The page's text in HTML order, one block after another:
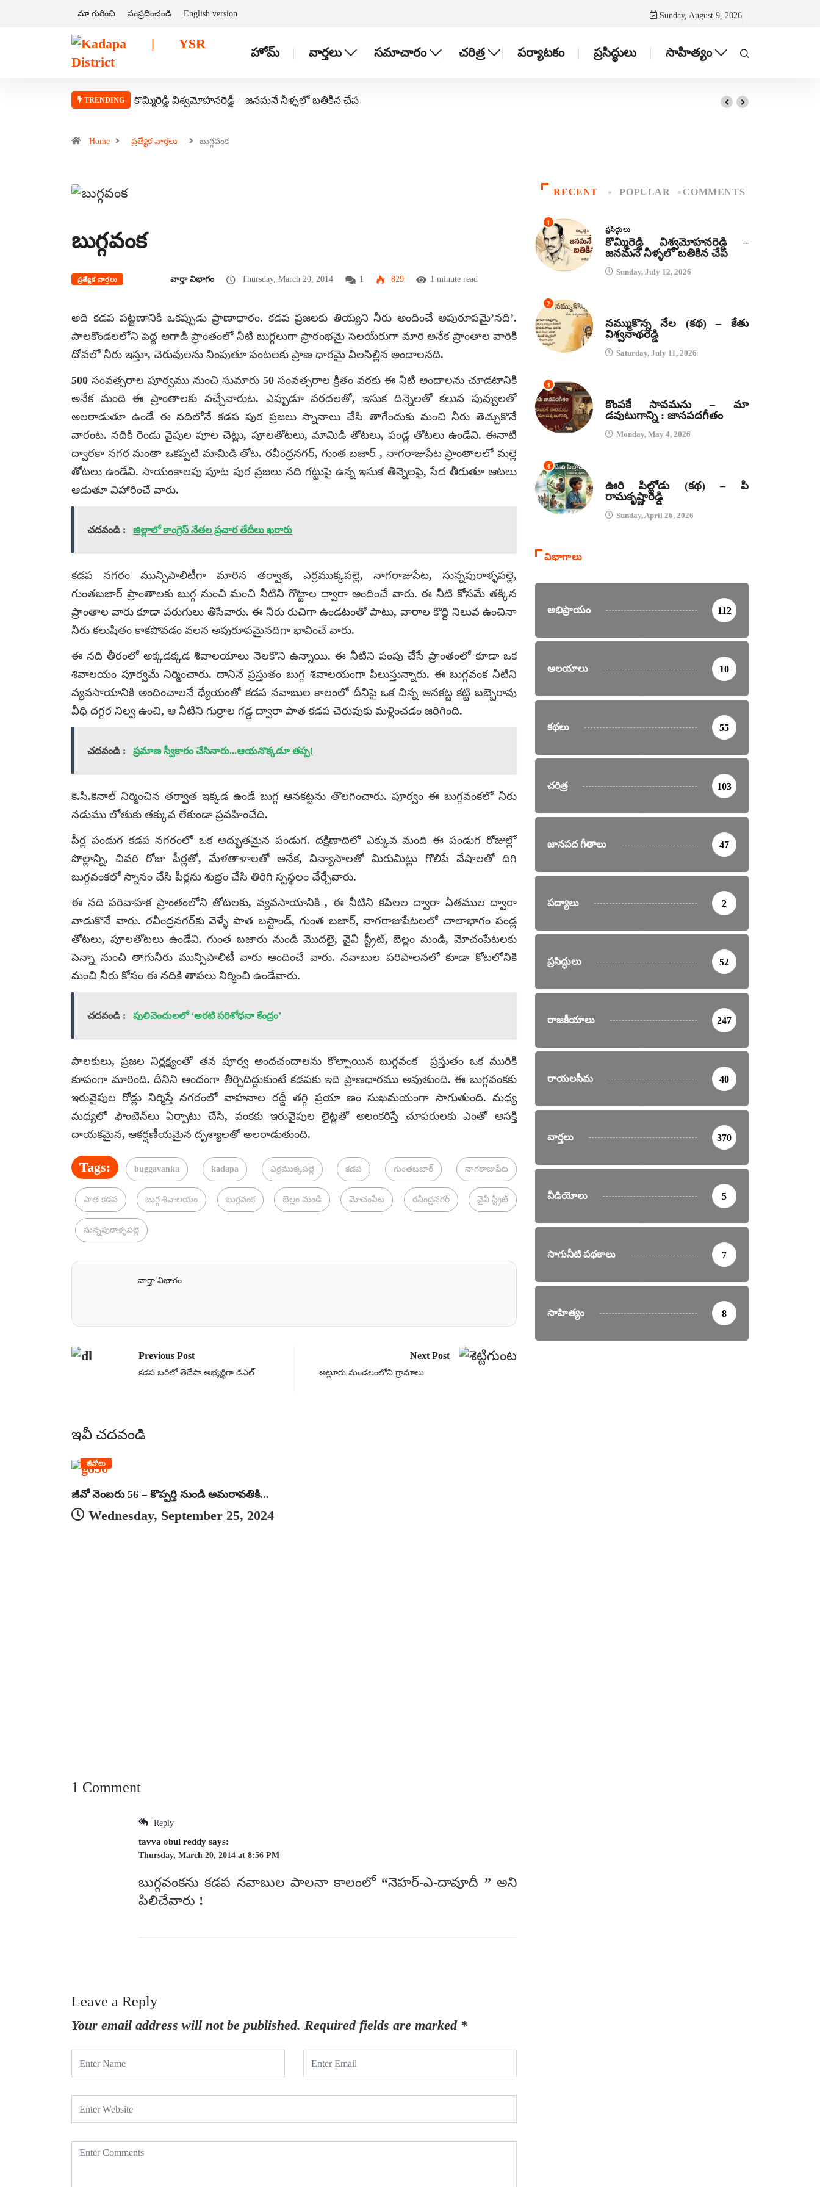
మా గురించి సంప్రదించండి English version Sunday, August 9, 2026
హోమ్ వార్తలు సమాచారం చరిత్ర పర్యాటకం ప్రసిద్ధులు సాహిత్యం
TRENDING కొమ్మిరెడ్డి విశ్వమోహనరెడ్డి – జనమనే నీళ్ళలో బతికిన చేప
Home ప్రత్యేక వార్తలు బుగ్గవంక
బుగ్గవంక
ప్రత్యేక వార్తలు వార్తా విభాగం Thursday, March 20, 2014 1 829 1 minute read
అది కడప పట్టణానికి ఒకప్పుడు ప్రాణాధారం. కడప ప్రజలకు తియ్యని నీరు అందించే అపురూపమై’నది’.
పాలకొండలలోని పెద్ద అగాడి ప్రాంతంలో నీటి బుగ్గలుగా ప్రారంభమై సెలయేరుగా మారి అనేక ప్రాంతాల వారికి
దోవలో నీరు ఇస్తూ, చెరువులను నింపుతూ పంటలకు ప్రాణ ధారమై విలసిల్లిన అందాలనది.
500 సంవత్సరాల పూర్వము నుంచి సుమారు 50 సంవత్సరాల క్రితం వరకు ఈ నీటి అందాలను చూడటానికి
అనేక మంది ఈ ప్రాంతాలకు వచ్చేవారుట. ఎప్పుడూ వరదలతో, ఇసుక దిన్నెలతో కలువ పువ్వులతో
అలరాడుతూ ఉండే ఈ నదిలోనే కడప పుర ప్రజలు స్నానాలు చేసి తాగేందుకు మంచి నీరు తెచ్చుకొనే
వారంట. నదికి రెండు వైపుల పూల చెట్లు, పూలతోటలు, మామిడి తోటలు, పండ్ల తోటలు ఉండేవి. ఈనాటి
ద్వారకా నగర మంతా ఒకప్పటి మామిడి తోట. రవీంద్రనగర్, గుంత బజార్ , నాగరాజుపేట ప్రాంతాలలో మల్లె
తోటలు ఉండేవి. సాయంకాలపు పూట పుర ప్రజలు నది గట్టుపై ఉన్న ఇసుక తిన్నెలపై, సేద తీరుతూ ఆటలు
ఆడుతూ విహారించే వారు.
చదవండి : జిల్లాలో కాంగ్రెస్‌ నేతల ప్రచార తేదీలు ఖరారు
కడప నగరం మున్సిపాలిటీగా మారిన తర్వాత, ఎర్రముక్కపల్లె, నాగరాజుపేట, సున్నపురాళ్ళపల్లె,
గుంతబజార్ ప్రాంతాలకు బుగ్గ నుంచి మంచి నీటిని గొట్టాల ద్వారా అందించే వారు. ఈ నీటి కోసమే తక్కిన
ప్రాంతాల వారు కూడా పరుగులు తీసేవారు. ఈ నీరు రుచిగా ఉండటంతో పాటు, వారాల కొద్ది నిలువ ఉంచినా
నీరు కలుషితం కాకపోవడం వలన అపురూపమైనదిగా భావించే వారు.
ఈ నది తీరంలో అక్కడక్కడ శివాలయాలు నెలకొని ఉన్నాయి. ఈ నీటిని పంపు చేసే ప్రాంతంలో కూడా ఒక
శివాలయం పూర్వమే నిర్మించారు. దానినే ప్రస్తుతం బుగ్గ శివాలయంగా పిలుస్తున్నారు. ఈ బుగ్గవంక నీటిని
వ్యవసాయానికి అందించాలనే ధ్యేయంతో కడప నవాబుల కాలంలో దీనిపై ఒక చిన్న ఆనకట్ట కట్టి బబ్బెరావు
వీధి దగ్గర నిల్వ ఉంచి, ఆ నీటిని గుర్రాల గడ్డ ద్వారా పాత కడప చెరువుకు మళ్లించడం జరిగింది.
చదవండి : ప్రమాణ స్వీకారం చేసినారు...ఆయనొక్కడూ తప్ప!
కె.సి.కెనాల్ నిర్మించిన తర్వాత ఇక్కడ ఉండే బుగ్గ ఆనకట్టను తొలగించారు. పూర్వం ఈ బుగ్గవంకలో నీరు
నడుము లోతుకు తక్కువ లేకుండా ప్రవహించేది.
పీర్ల పండుగ కడప నగరంలో ఒక అద్భుతమైన పండుగ. దక్షిణాదిలో ఎక్కువ మంది ఈ పండుగ రోజుల్లో
పొల్లాన్ని, చివరి రోజు పీర్లతో, మేళతాళాలతో అనేక, విన్యాసాలతో మిరుమిట్లు గొలిపే వేషాలతో దిగి
బుగ్గవంకలో స్నానం చేసి పీర్లను శుభ్రం చేసి తిరిగి స్పస్థలం చేర్చేవారు.
ఈ నది పరివాహక ప్రాంతంలోని తోటలకు, వ్యవసాయానికి , ఈ నీటిని కపిలల ద్వారా ఏతముల ద్వారా
వాడుకొనే వారు. రవీంద్రనగర్‌కు వెళ్ళే పాత బస్టాండ్, గుంత బజార్, నాగరాజుపేటలలో చాలాభాగం పండ్ల
తోటలు, పూలతోటలు ఉండేవి. గుంత బజారు నుండి మొదలై, వైవీ స్ట్రీట్, బెల్లం మండి, మోచంపేటలకు
పెన్నా నుంచి తాగునీరు మున్సిపాలిటీ వారు అందించే వారు. నవాబుల పరిపాలనలో కూడా కోటలోనికి
మంచి నీరు కోసం ఈ నదికి తాపలు నిర్మించి ఉండేవారు.
చదవండి : పులివెందులలో ‘అరటి పరిశోధనా కేంద్రం’
పాలకులు, ప్రజల నిర్లక్ష్యంతో తన పూర్వ అందచందాలను కోల్పాయిన బుగ్గవంక ప్రస్తుతం ఒక మురికి
కూపంగా మారింది. దీనిని అందంగా తీర్చిదిద్దుకుంటే కడపకు ఇది ప్రాణధారము అవుతుంది. ఈ బుగ్గవంకకు
ఇరువైపుల రోడ్లు నిర్మిస్తే నగరంలో వాహనాల రద్దీ తగ్గి ప్రయా ణం సుఖమయంగా సాగుతుంది. మధ్య
మధ్యలో ఫౌంటెన్‌లు ఏర్పాటు చేసి, వంకకు ఇరువైపుల లైట్లతో అలంకరిస్తే చూపరులకు ఎంతో ఆసక్తి
దాయకమైన, ఆకర్షణీయమైన దృశ్యాలతో అలరాడుతుంది.
Tags: buggavanka kadapa ఎర్రముక్కపల్లె కడప గుంతబజార్ నాగరాజుపేట
పాత కడప బుగ్గ శివాలయం బుగ్గవంక బెల్లం మండి మోచంపేట రవీంద్రనగర్ వైవీ స్ట్రీట్
సున్నపురాళ్ళపల్లె
వార్తా విభాగం
Previous Post
కడప బరిలో తెదేపా అభ్యర్థిగా డిఎల్
Next Post
అట్లూరు మండలంలోని గ్రామాలు
ఇవీ చదవండి
జీవోలు
జీవో నెంబరు 56 – కొప్పర్తి నుండి అమరావతికి...
Wednesday, September 25, 2024
1 Comment
Reply
tavva obul reddy says:
Thursday, March 20, 2014 at 8:56 PM
బుగ్గవంకను కడప నవాబుల పాలనా కాలంలో “నెహర్-ఎ-దావూదీ ” అని
పిలిచేవారు !
Leave a Reply
Your email address will not be published. Required fields are marked *
RECENT POPULAR COMMENTS
1
ప్రసిద్ధులు
కొమ్మిరెడ్డి విశ్వమోహనరెడ్డి –
జనమనే నీళ్ళలో బతికిన చేప
Sunday, July 12, 2026
2
నమ్ముకొన్న నేల (కథ) – కేతు
విశ్వనాథరెడ్డి
Saturday, July 11, 2026
3
కొంపకే సావమను – మా
డవుటుగాన్ని : జానపదగీతం
Monday, May 4, 2026
4
ఊరి పిల్లోడు (కథ) – పి
రామకృష్ణారెడ్డి
Sunday, April 26, 2026
విభాగాలు
అభిప్రాయం 112
ఆలయాలు 10
కథలు 55
చరిత్ర 103
జానపద గీతాలు 47
పద్యాలు 2
ప్రసిద్ధులు 52
రాజకీయాలు 247
రాయలసీమ 40
వార్తలు 370
వీడియోలు 5
సాగునీటి పథకాలు 7
సాహిత్యం 8